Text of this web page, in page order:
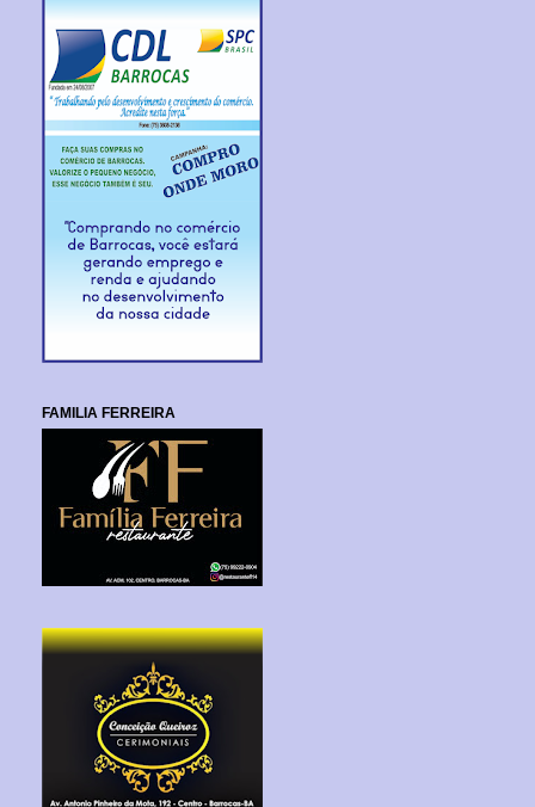
FAMILIA FERREIRA